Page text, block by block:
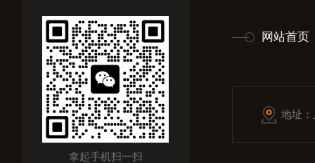
拿起手机扫一扫
网站首页
地址